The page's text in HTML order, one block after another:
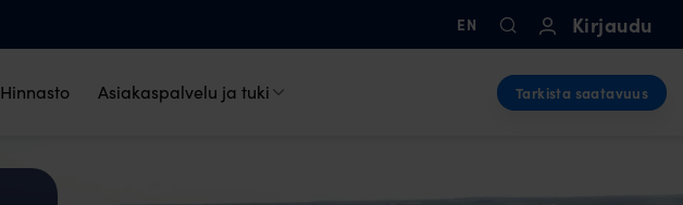
EN Kirjaudu
Hinnasto Asiakaspalvelu ja tuki Tarkista saatavuus